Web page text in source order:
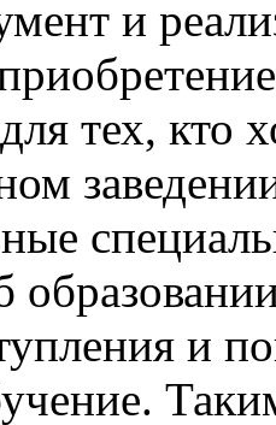
и
тех, кто
и